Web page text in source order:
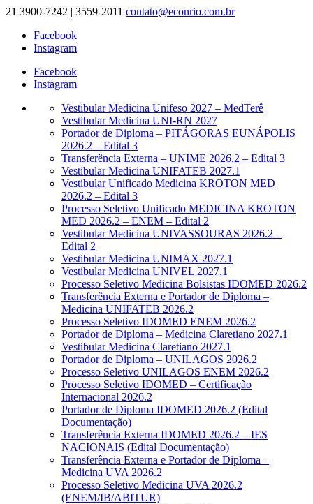
21 3900-7242 | 3559-2011 contato@econrio.com.br
Facebook
Instagram
Facebook
Instagram
Vestibular Medicina Unifeso 2027 – MedTerê
Vestibular Medicina UNI-RN 2027
Portador de Diploma – PITÁGORAS EUNÁPOLIS
2026.2 – Edital 3
Transferência Externa – UNIME 2026.2 – Edital 3
Vestibular Medicina UNIFATEB 2027.1
Vestibular Unificado Medicina KROTON MED
2026.2 – Edital 3
Processo Seletivo Unificado MEDICINA KROTON
MED 2026.2 – ENEM – Edital 2
Vestibular Medicina UNIVASSOURAS 2026.2 –
Edital 2
Vestibular Medicina UNIMAX 2027.1
Vestibular Medicina UNIVEL 2027.1
Processo Seletivo Medicina Bolsistas IDOMED 2026.2
Transferência Externa e Portador de Diploma –
Medicina UNIFATEB 2026.2
Processo Seletivo IDOMED ENEM 2026.2
Portador de Diploma – Medicina Claretiano 2027.1
Vestibular Medicina Claretiano 2027.1
Portador de Diploma – UNILAGOS 2026.2
Processo Seletivo UNILAGOS ENEM 2026.2
Processo Seletivo IDOMED – Certificação
Internacional 2026.2
Portador de Diploma IDOMED 2026.2 (Edital
Documentação)
Transferência Externa IDOMED 2026.2 – IES
NACIONAIS (Edital Documentação)
Transferência Externa e Portador de Diploma –
Medicina UVA 2026.2
Processo Seletivo Medicina UVA 2026.2
(ENEM/IB/ABITUR)